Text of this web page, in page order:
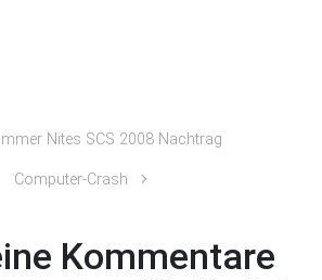
Nites SCS 2008 Nachtrag
Computer-Crash
Kommentare